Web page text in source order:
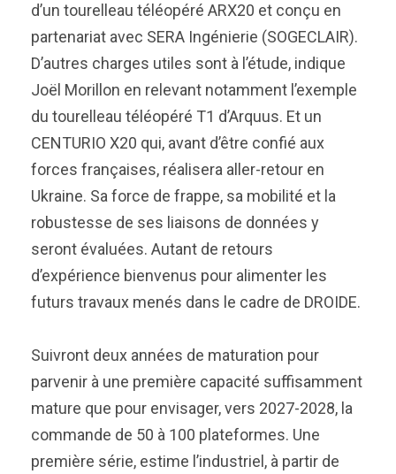
d’un tourelleau téléopéré ARX20 et conçu en
partenariat avec SERA Ingénierie (SOGECLAIR).
D’autres charges utiles sont à l’étude, indique
Joël Morillon en relevant notamment l’exemple
du tourelleau téléopéré T1 d’Arquus. Et un
CENTURIO X20 qui, avant d’être confié aux
forces françaises, réalisera aller-retour en
Ukraine. Sa force de frappe, sa mobilité et la
robustesse de ses liaisons de données y
seront évaluées. Autant de retours
d’expérience bienvenus pour alimenter les
futurs travaux menés dans le cadre de DROIDE.
Suivront deux années de maturation pour
parvenir à une première capacité suffisamment
mature que pour envisager, vers 2027-2028, la
commande de 50 à 100 plateformes. Une
première série, estime l’industriel, à partir de